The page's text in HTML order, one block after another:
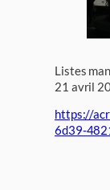
Listes
21 avril
https://
6d39-